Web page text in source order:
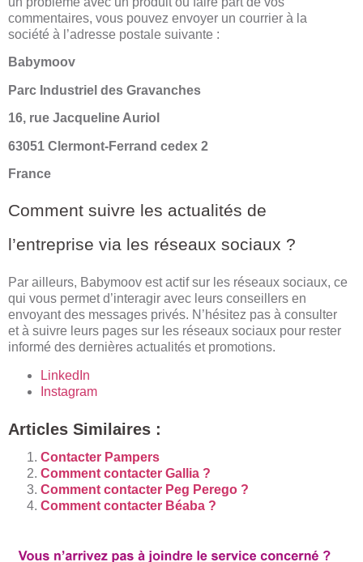
commentaires, vous pouvez envoyer un courrier à la
société à l’adresse postale suivante :
Babymoov
Parc Industriel des Gravanches
16, rue Jacqueline Auriol
63051 Clermont-Ferrand cedex 2
France
Comment suivre les actualités de
l’entreprise via les réseaux sociaux ?
Par ailleurs, Babymoov est actif sur les réseaux sociaux, ce
qui vous permet d’interagir avec leurs conseillers en
envoyant des messages privés. N’hésitez pas à consulter
et à suivre leurs pages sur les réseaux sociaux pour rester
informé des dernières actualités et promotions.
LinkedIn
Instagram
Articles Similaires :
Contacter Pampers
Comment contacter Gallia ?
Comment contacter Peg Perego ?
Comment contacter Béaba ?